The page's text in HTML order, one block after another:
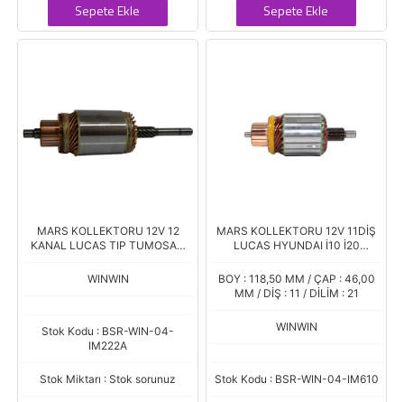
Sepete Ekle Sepete Ekle
MARS KOLLEKTORU 12V 12
KANAL LUCAS TIP TUMOSAN
WINWIN
Stok Kodu : BSR-WIN-04-
IM222A
Stok Miktarı : Stok sorunuz
MARS KOLLEKTORU 12V 11DİŞ
LUCAS HYUNDAI İ10 İ20
1.4 BENZİNLİ Boy.118,0
BOY : 118,50 MM / ÇAP : 46,00
MM / DİŞ : 11 / DİLİM : 21
WINWIN
Stok Kodu : BSR-WIN-04-IM610